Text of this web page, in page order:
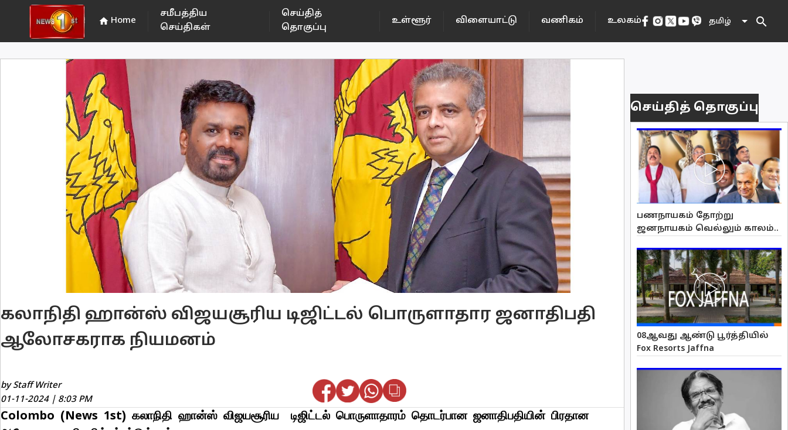
home Home
சமீபத்திய
செய்திகள்
செய்தித்
தொகுப்பு
உள்ளூர் விளையாட்டு வணிகம் உலகம் தமிழ் search
கலாநிதி ஹான்ஸ் விஜயசூரிய டிஜிட்டல் பொருளாதார ஜனாதிபதி
ஆலோசகராக நியமனம்
by Staff Writer
01-11-2024 | 8:03 PM
Colombo (News 1st) கலாநிதி ஹான்ஸ் விஜயசூரிய டிஜிட்டல் பொருளாதாரம் தொடர்பான ஜனாதிபதியின் பிரதான
செய்தித் தொகுப்பு
பணநாயகம் தோற்று
ஜனநாயகம் வெல்லும் காலம்..
08ஆவது ஆண்டு பூர்த்தியில்
Fox Resorts Jaffna